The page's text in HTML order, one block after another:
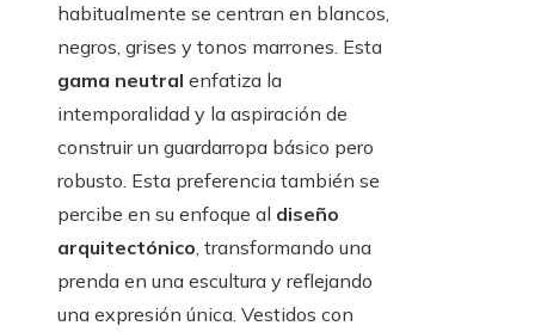
habitualmente se centran en blancos,
negros, grises y tonos marrones. Esta
gama neutral enfatiza la
intemporalidad y la aspiración de
construir un guardarropa básico pero
robusto. Esta preferencia también se
percibe en su enfoque al diseño
arquitectónico, transformando una
prenda en una escultura y reflejando
una expresión única. Vestidos con